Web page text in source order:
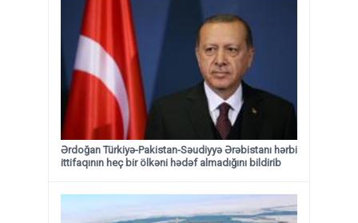
Ərdoğan Türkiyə-Pakistan-Səudiyyə Ərəbistanı hərbi
ittifaqının heç bir ölkəni hədəf almadığını bildirib